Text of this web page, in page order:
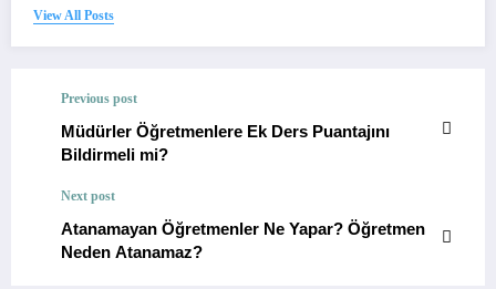
View All Posts
Previous post
Müdürler Öğretmenlere Ek Ders Puantajını
Bildirmeli mi?
Next post
Atanamayan Öğretmenler Ne Yapar? Öğretmen
Neden Atanamaz?